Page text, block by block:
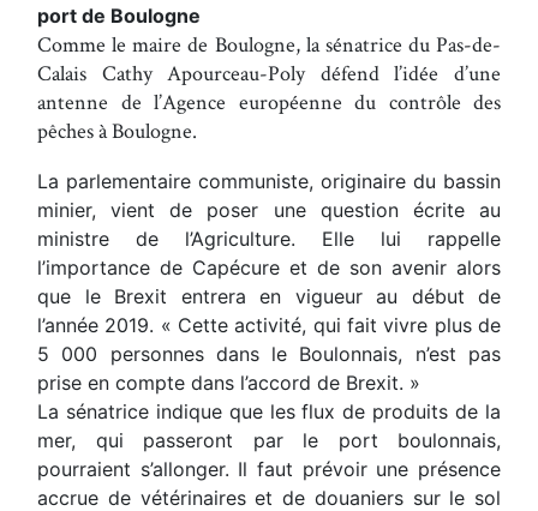
port de Boulogne
Comme le maire de Boulogne, la sénatrice du Pas-de-
Calais Cathy Apourceau-Poly défend l’idée d’une
antenne de l’Agence européenne du contrôle des
pêches à Boulogne.
La parlementaire communiste, originaire du bassin
minier, vient de poser une question écrite au
ministre de l’Agriculture. Elle lui rappelle
l’importance de Capécure et de son avenir alors
que le Brexit entrera en vigueur au début de
l’année 2019. « Cette activité, qui fait vivre plus de
5 000 personnes dans le Boulonnais, n’est pas
prise en compte dans l’accord de Brexit. »
La sénatrice indique que les flux de produits de la
mer, qui passeront par le port boulonnais,
pourraient s’allonger. Il faut prévoir une présence
accrue de vétérinaires et de douaniers sur le sol